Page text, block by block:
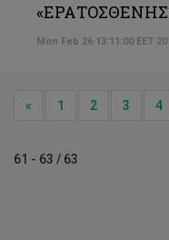
Mon Feb 26 13:11:00 EET
« Previous
1 2 3 4
61 - 63 / 63